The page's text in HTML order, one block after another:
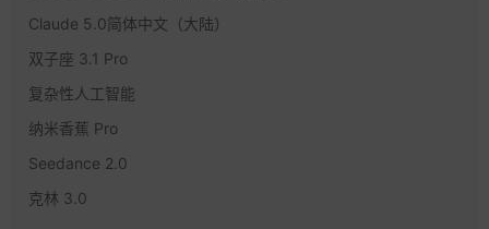
Claude 5.0简体中文（大陆）
双子座 3.1 Pro
复杂性人工智能
纳米香蕉 Pro
Seedance 2.0
克林 3.0